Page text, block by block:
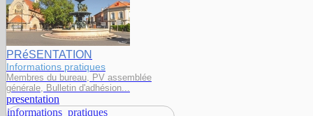
PRéSENTATION
Informations pratiques
Membres du bureau, PV assemblée
générale, Bulletin d'adhésion...
presentation
informations_pratiques